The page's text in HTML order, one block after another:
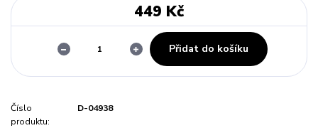
449 Kč
Přidat do košíku
Číslo
produktu:
D-04938